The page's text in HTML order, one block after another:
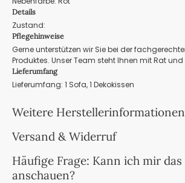
Details
Zustand:
Pflegehinweise
Gerne unterstützen wir Sie bei der
Produktes. Unser Team steht Ihnen mit Rat und
Lieferumfang
Lieferumfang: 1 Sofa, 1 Dekokissen
Weitere Herstellerinformationen
Versand & Widerruf
Häufige Frage: Kann ich mir
anschauen?